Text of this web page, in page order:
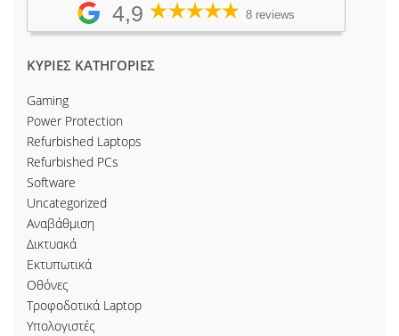
4,9 8 reviews
ΚΥΡΙΕΣ ΚΑΤΗΓΟΡΙΕΣ
Gaming
Power Protection
Refurbished Laptops
Refurbished PCs
Software
Uncategorized
Αναβάθμιση
Δικτυακά
Εκτυπωτικά
Οθόνες
Τροφοδοτικά Laptop
Υπολογιστές